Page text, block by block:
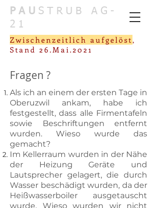
PAU STRUB AG-
21
Zwischenzeitlich aufgelöst,
Stand 26.Mai.2021
Fragen ?
Als ich an einem der ersten Tage in
Oberuzwil ankam, habe ich
festgestellt, dass alle Firmentafeln
sowie Beschriftungen entfernt
wurden. Wieso wurde das
gemacht?
Im Kellerraum wurden in der Nähe
der Heizung Geräte und
Lautsprecher gelagert, die durch
Wasser beschädigt wurden, da der
Heißwasserboiler ausgetauscht
wurde. Wieso wurden wir nicht